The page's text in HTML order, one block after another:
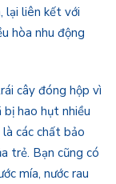
lại liên kết với
hòa nhu động
cây đóng hộp vì
hao hụt nhiều
các chất bảo
trẻ. Bạn cũng có
mía, nước rau